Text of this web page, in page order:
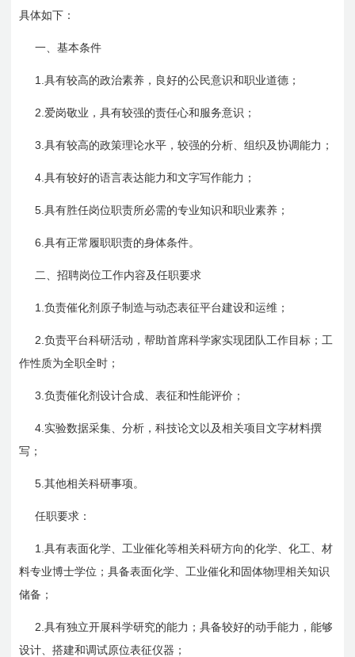
具体如下：
一、基本条件
1.具有较高的政治素养，良好的公民意识和职业道德；
2. 爱岗敬业，具有较强的责任心和服务意识；
3.具有较高的政策理论水平，较强的分析、组织及协调能力；
4.具有较好的语言表达能力和文字写作能力；
5.具有胜任岗位职责所必需的专业知识和职业素养；
6.具有正常履职职责的身体条件。
二、招聘岗位工作内容及任职要求
1.负责催化剂原子制造与动态表征平台建设和运维；
2.负责平台科研活动，帮助首席科学家实现团队工作目标；工
作性质为全职全时；
3.负责催化剂设计合成、表征和性能评价；
4. 实验数据采集、分析，科技论文以及相关项目文字材料撰
写；
5.其他相关科研事项。
任职要求：
1.具有表面化学、工业催化等相关科研方向的化学、化工、材
料专业博士学位；具备表面化学、工业催化和固体物理相关知识
储备；
2.具有独立开展科学研究的能力；具备较好的动手能力，能够
设计、搭建和调试原位表征仪器；